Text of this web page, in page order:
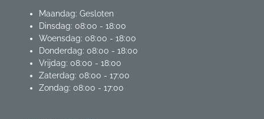
Maandag: Gesloten
Dinsdag: 08:00 - 18:00
Woensdag: 08:00 - 18:00
Donderdag: 08:00 - 18:00
Vrijdag: 08:00 - 18:00
Zaterdag: 08:00 - 17:00
Zondag: 08:00 - 17:00